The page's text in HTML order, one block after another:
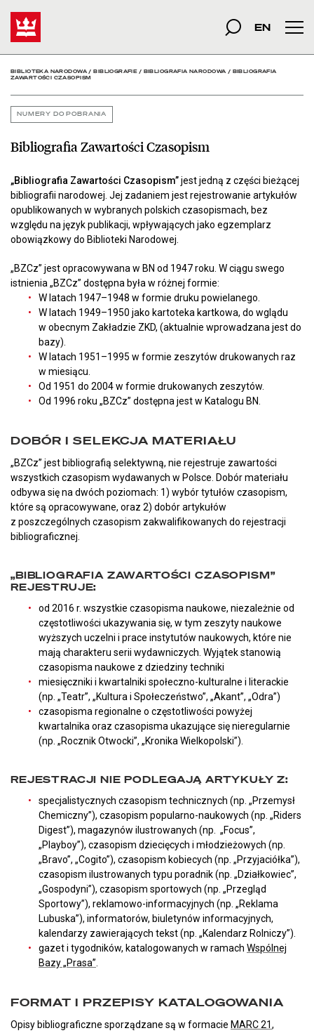
Bibliografia Zawartości
szukana fraza
Szukaj
EN
BIBLIOTEKA NARODOWA/BIBLIOGRAFIE/ BIBLIOGRAFIA NARODOWA / BIBLIOGRAFIA
ZAWARTOŚCI CZASOPISM
NUMERY DO POBRANIA
Bibliografia Zawartości Czasopism
„Bibliografia Zawartości Czasopism”jest jedną z części bieżącej
bibliografii narodowej. Jej zadaniem jest rejestrowanie artykułów
opublikowanych w wybranych polskich czasopismach, bez
względu na język publikacji, wpływających jako egzemplarz
obowiązkowy do Biblioteki Narodowej.
„BZCz” jest opracowywana w BN od 1947 roku. W ciągu swego
istnienia „BZCz” dostępna była w różnej formie:
W latach 1947–1948 w formie druku powielanego.
W latach 1949–1950 jako kartoteka kartkowa, do wglądu
w obecnym Zakładzie ZKD, (aktualnie wprowadzana jest do
bazy).
W latach 1951–1995 w formie zeszytów drukowanych raz
w miesiącu.
Od 1951 do 2004 w formie drukowanych zeszytów.
Od 1996 roku „BZCz” dostępna jest w Katalogu BN.
DOBÓR I SELEKCJA MATERIAŁU
„BZCz” jest bibliografią selektywną, nie rejestruje zawartości
wszystkich czasopism wydawanych w Polsce. Dobór materiału
odbywa się na dwóch poziomach: 1) wybór tytułów czasopism,
które są opracowywane, oraz 2) dobór artykułów
z poszczególnych czasopism zakwalifikowanych do rejestracji
bibliograficznej.
„BIBLIOGRAFIA ZAWARTOŚCI CZASOPISM”
REJESTRUJE:
od 2016 r. wszystkie czasopisma naukowe, niezależnie od
częstotliwości ukazywania się, w tym zeszyty naukowe
wyższych uczelni i prace instytutów naukowych, które nie
mają charakteru serii wydawniczych. Wyjątek stanowią
czasopisma naukowe z dziedziny techniki
miesięczniki i kwartalniki społeczno-kulturalne i literackie
(np. „Teatr”, „Kultura i Społeczeństwo”, „Akant”, „Odra”)
czasopisma regionalne o częstotliwości powyżej
kwartalnika oraz czasopisma ukazujące się nieregularnie
(np. „Rocznik Otwocki”, „Kronika Wielkopolski”).
REJESTRACJI NIE PODLEGAJĄ ARTYKUŁY Z:
specjalistycznych czasopism technicznych (np. „Przemysł
Chemiczny”), czasopism popularno-naukowych (np. „Riders
Digest”), magazynów ilustrowanych (np. „Focus”,
„Playboy”), czasopism dziecięcych i młodzieżowych (np.
„Bravo”, „Cogito”), czasopism kobiecych (np. „Przyjaciółka”),
czasopism ilustrowanych typu poradnik (np. „Działkowiec”,
„Gospodyni”), czasopism sportowych (np. „Przegląd
Sportowy”), reklamowo-informacyjnych (np. „Reklama
Lubuska”), informatorów, biuletynów informacyjnych,
kalendarzy zawierających tekst (np. „Kalendarz Rolniczy”).
gazet i tygodników, katalogowanych w ramach Wspólnej
Bazy „Prasa”
FORMAT I PRZEPISY KATALOGOWANIA
Opisy bibliograficzne sporządzane są w formacie MARC 21,